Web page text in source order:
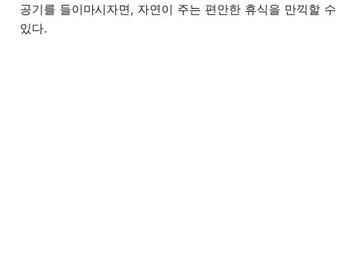
공기를 들이마시자면, 자연이 주는 편안한 휴식을 만끽할 수
있다.